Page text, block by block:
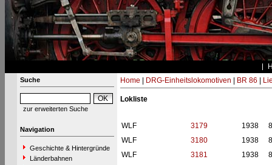
Suche
zur erweiterten Suche
Navigation
Geschichte & Hintergründe
Länderbahnen
Home DRG-Einheitslokomotiven BR 86
Lokliste
WLF 3179 1938
WLF
3180 1938
WLF
3181 1938